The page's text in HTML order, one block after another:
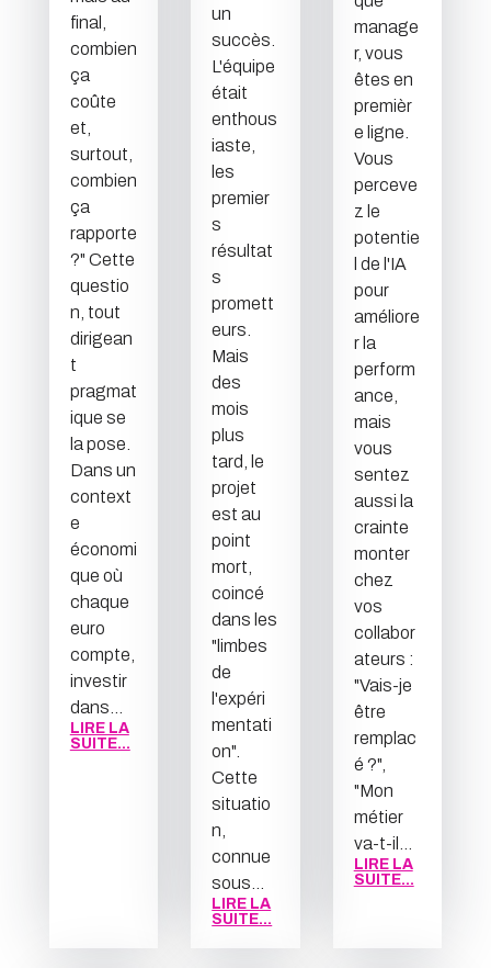
final,
combien
ça
coûte
et,
surtout,
combien
ça
rapporte
?" Cette
questio
n, tout
dirigean
t
pragmat
ique se
la pose.
Dans un
context
e
économi
que où
chaque
euro
compte,
investir
dans...
LIRE LA
SUITE...
un
succès.
L'équipe
était
enthous
iaste,
les
premier
s
résultat
s
promett
eurs.
Mais
des
mois
plus
tard, le
projet
est au
point
mort,
coincé
dans les
"limbes
de
l'expéri
mentati
on".
Cette
situatio
n,
connue
sous...
LIRE LA
SUITE...
manage
r, vous
êtes en
premièr
e ligne.
Vous
perceve
z le
potentie
l de l'IA
pour
améliore
r la
perform
ance,
mais
vous
sentez
aussi la
crainte
monter
chez
vos
collabor
ateurs :
"Vais-je
être
remplac
é ?",
"Mon
métier
va-t-il...
LIRE LA
SUITE...